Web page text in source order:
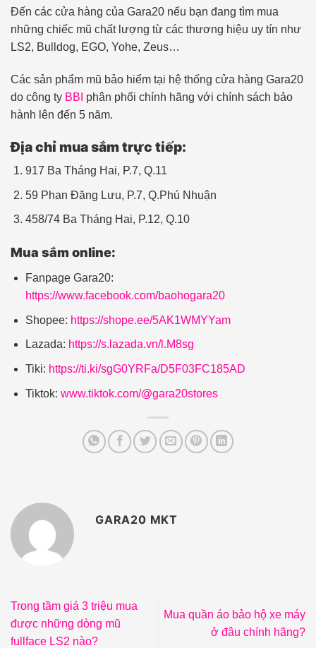
Đến các cửa hàng của Gara20 nếu bạn đang tìm mua
những chiếc mũ chất lượng từ các thương hiệu uy tín như
LS2, Bulldog, EGO, Yohe, Zeus…
Các sản phẩm mũ bảo hiểm tại hệ thống cửa hàng Gara20
do công ty BBI phân phối chính hãng với chính sách bảo
hành lên đến 5 năm.
Địa chỉ mua sắm trực tiếp:
917 Ba Tháng Hai, P.7, Q.11
59 Phan Đăng Lưu, P.7, Q.Phú Nhuận
458/74 Ba Tháng Hai, P.12, Q.10
Mua sắm online:
Fanpage Gara20:
https://www.facebook.com/baohogara20
Shopee: https://shope.ee/5AK1WMYYam
Lazada: https://s.lazada.vn/l.M8sg
Tiki: https://ti.ki/sgG0YRFa/D5F03FC185AD
Tiktok: www.tiktok.com/@gara20stores
GARA20 MKT
Trong tầm giá 3 triệu mua
được những dòng mũ
fullface LS2 nào?
Mua quần áo bảo hộ xe máy
ở đâu chính hãng?